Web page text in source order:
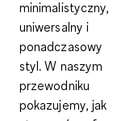
minimalistyczny,
uniwersalny i
ponadczasowy
styl. W naszym
przewodniku
pokazujemy, jak